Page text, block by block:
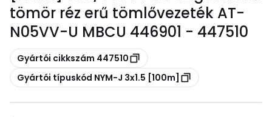
tömör réz erű tömlővezeték AT-
N05VV-U MBCU 446901 - 447510
Másolás
Gyártói cikkszám 447510
Másolás
Gyártói típuskód NYM-J 3x1.5 [100m]